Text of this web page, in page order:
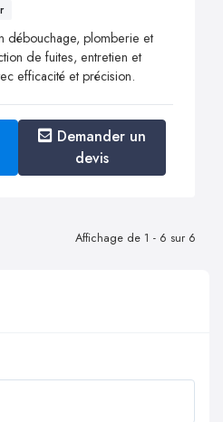
débouchage, plomberie et
de fuites, entretien et
efficacité et précision.
Demander un
devis
Affichage de 1 - 6 sur 6